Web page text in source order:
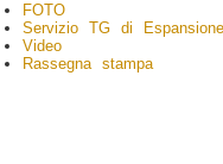
FOTO
Servizio TG di
Video
Rassegna stampa